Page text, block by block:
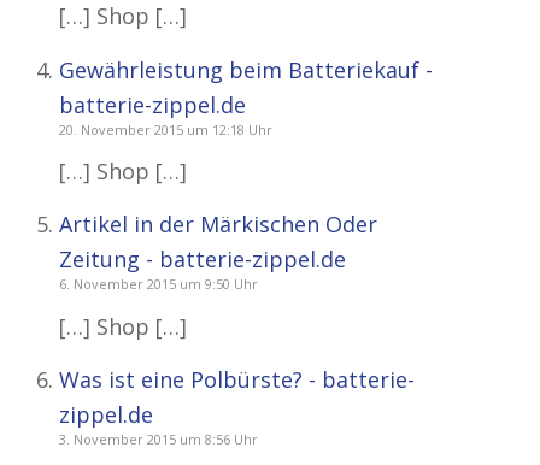
[…] Shop […]
Gewährleistung beim Batteriekauf -
batterie-zippel.de
20. November 2015 um 12:18 Uhr
[…] Shop […]
Artikel in der Märkischen Oder
Zeitung - batterie-zippel.de
6. November 2015 um 9:50 Uhr
[…] Shop […]
Was ist eine Polbürste? - batterie-
zippel.de
3. November 2015 um 8:56 Uhr